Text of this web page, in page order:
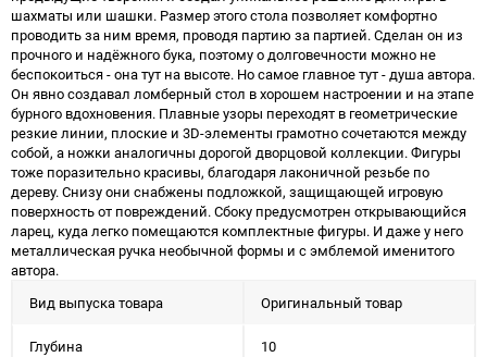
шахматы или шашки. Размер этого стола позволяет комфортно
проводить за ним время, проводя партию за партией. Сделан он из
прочного и надёжного бука, поэтому о долговечности можно не
беспокоиться - она тут на высоте. Но самое главное тут - душа автора.
Он явно создавал ломберный стол в хорошем настроении и на этапе
бурного вдохновения. Плавные узоры переходят в геометрические
резкие линии, плоские и 3D-элементы грамотно сочетаются между
собой, а ножки аналогичны дорогой дворцовой коллекции. Фигуры
тоже поразительно красивы, благодаря лаконичной резьбе по
дереву. Снизу они снабжены подложкой, защищающей игровую
поверхность от повреждений. Сбоку предусмотрен открывающийся
ларец, куда легко помещаются комплектные фигуры. И даже у него
металлическая ручка необычной формы и с эмблемой именитого
автора.
Вид выпуска товара
Оригинальный товар
Глубина 10